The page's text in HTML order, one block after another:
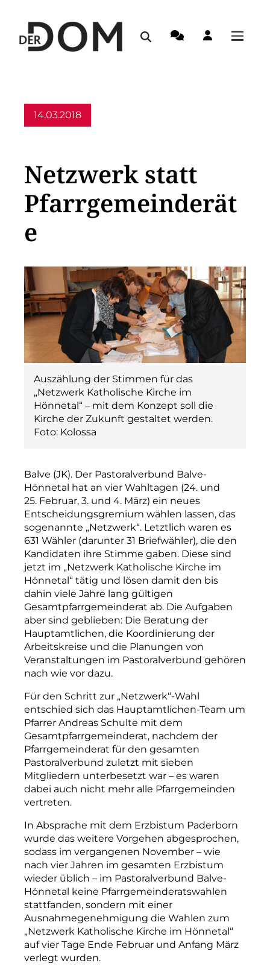
14.03.2018
Netzwerk statt
Pfarrgemeinderät
e
Auszählung der Stimmen für das
„Netzwerk Katholische Kirche im
Hönnetal“ – mit dem Konzept soll die
Kirche der Zukunft gestaltet werden.
Foto: Kolossa
Balve (JK). Der Pastoralverbund Balve-
Hönnetal hat an vier Wahltagen (24. und
25. Februar, 3. und 4. März) ein neues
Entscheidungsgremium wählen lassen, das
sogenannte „Netzwerk“. Letztlich waren es
631 Wähler (darunter 31 Briefwähler), die den
Kandidaten ihre Stimme gaben. Diese sind
jetzt im „Netzwerk Katholische Kirche im
Hönnetal“ tätig und lösen damit den bis
dahin viele Jahre lang gültigen
Gesamtpfarrgemeinderat ab. Die Aufgaben
aber sind geblieben: Die Beratung der
Hauptamtlichen, die Koordinierung der
Arbeitskreise und die Planungen von
Veranstaltungen im Pastoralverbund gehören
nach wie vor dazu.
Für den Schritt zur „Netzwerk“-Wahl
entschied sich das Hauptamtlichen-Team um
Pfarrer Andreas Schulte mit dem
Gesamtpfarrgemeinderat, nachdem der
Pfarrgemeinderat für den gesamten
Pastoralverbund zuletzt mit sieben
Mitgliedern unterbesetzt war – es waren
dabei auch nicht mehr alle Pfarrgemeinden
vertreten.
In Absprache mit dem Erzbistum Paderborn
wurde das weitere Vorgehen abgesprochen,
sodass im vergangenen November – wie
nach vier Jahren im gesamten Erzbistum
wieder üblich – im Pastoralverbund Balve-
Hönnetal keine Pfarrgemeinderatswahlen
stattfanden, sondern mit einer
Ausnahmegenehmigung die Wahlen zum
„Netzwerk Katholische Kirche im Hönnetal“
auf vier Tage Ende Februar und Anfang März
verlegt wurden.